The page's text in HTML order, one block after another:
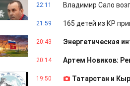
22:11 Владимир Сало
21:59 165 детей из КР
20:43 Энергетическая
20:14 Артем Новиков:
19:50 Татарстан и